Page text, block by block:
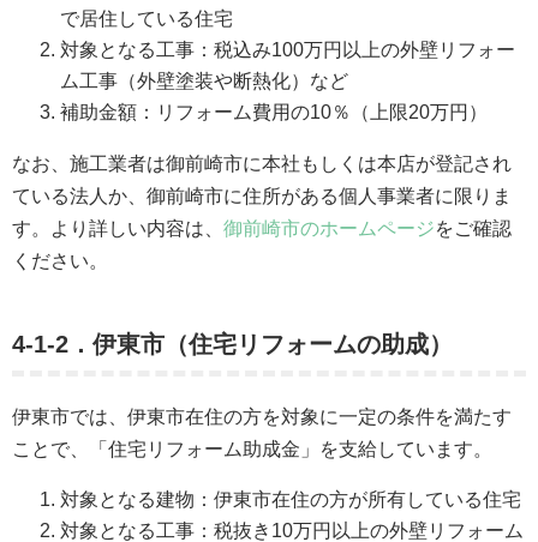
で居住している住宅
対象となる工事：税込み100万円以上の外壁リフォー
ム工事（外壁塗装や断熱化）など
補助金額：リフォーム費用の10％（上限20万円）
なお、施工業者は御前崎市に本社もしくは本店が登記され
ている法人か、御前崎市に住所がある個人事業者に限りま
す。より詳しい内容は、 御前崎市のホームページをご確認
ください。
4-1-2．伊東市（住宅リフォームの助成）
伊東市では、伊東市在住の方を対象に一定の条件を満たす
ことで、「住宅リフォーム助成金」を支給しています。
対象となる建物：伊東市在住の方が所有している住宅
対象となる工事：税抜き10万円以上の外壁リフォーム